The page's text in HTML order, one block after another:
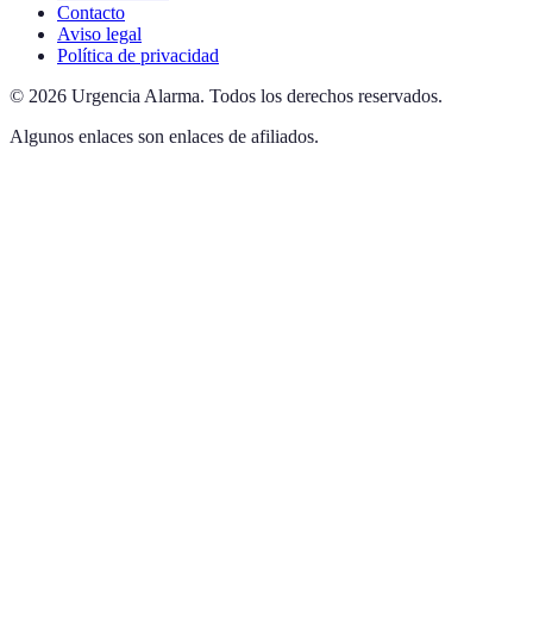
Contacto
Aviso legal
Política de privacidad
© 2026 Urgencia Alarma. Todos los derechos reservados.
Algunos enlaces son enlaces de afiliados.